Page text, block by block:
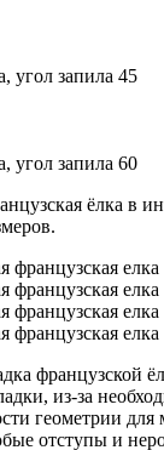
ёлка в
французской
из-за
геометрии
отступы и